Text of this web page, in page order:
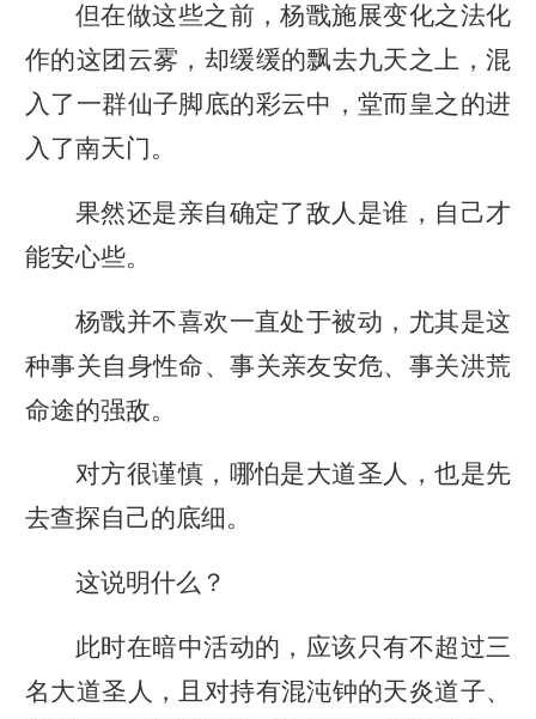
但在做这些之前，杨戬施展变化之法化
作的这团云雾，却缓缓的飘去九天之上，混
入了一群仙子脚底的彩云中，堂而皇之的进
入了南天门。
果然还是亲自确定了敌人是谁，自己才
能安心些。
杨戬并不喜欢一直处于被动，尤其是这
种事关自身性命、事关亲友安危、事关洪荒
命途的强敌。
对方很谨慎，哪怕是大道圣人，也是先
去查探自己的底细。
这说明什么？
此时在暗中活动的，应该只有不超过三
名大道圣人，且对持有混沌钟的天炎道子、